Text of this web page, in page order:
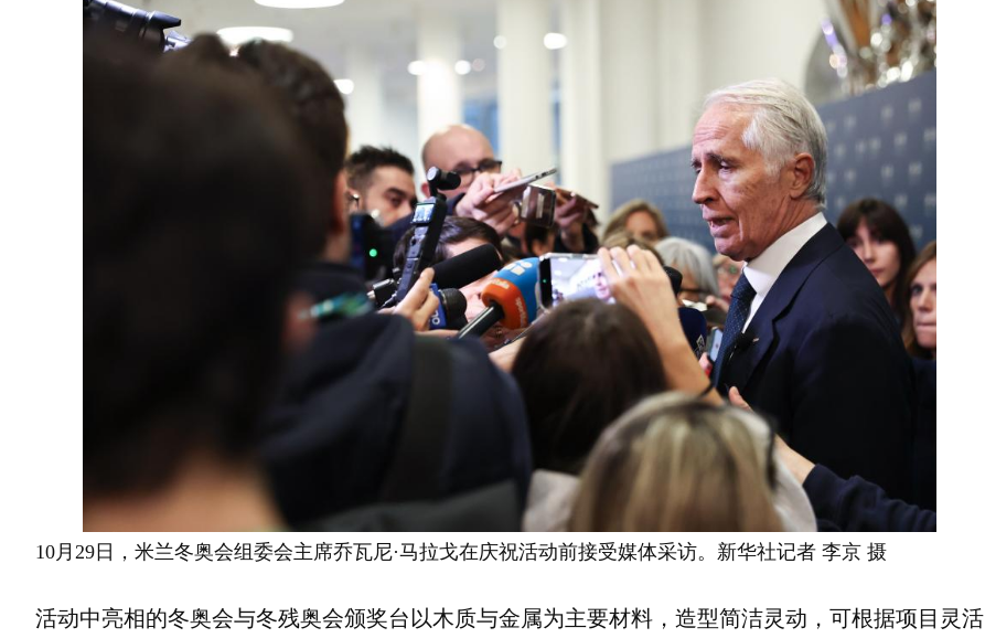
10月29日，米兰冬奥会组委会主席乔瓦尼·马拉戈在庆祝活动前接受媒体采访。新华社记者 李京 摄
活动中亮相的冬奥会与冬残奥会颁奖台以木质与金属为主要材料，造型简洁灵动，可根据项目灵活